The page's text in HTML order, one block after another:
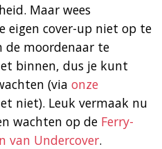
Maar wees
eigen cover-up niet op te
de moordenaar te
binnen, dus je kunt
(via onze
niet). Leuk vermaak nu
wachten op de Ferry-
van Undercover.